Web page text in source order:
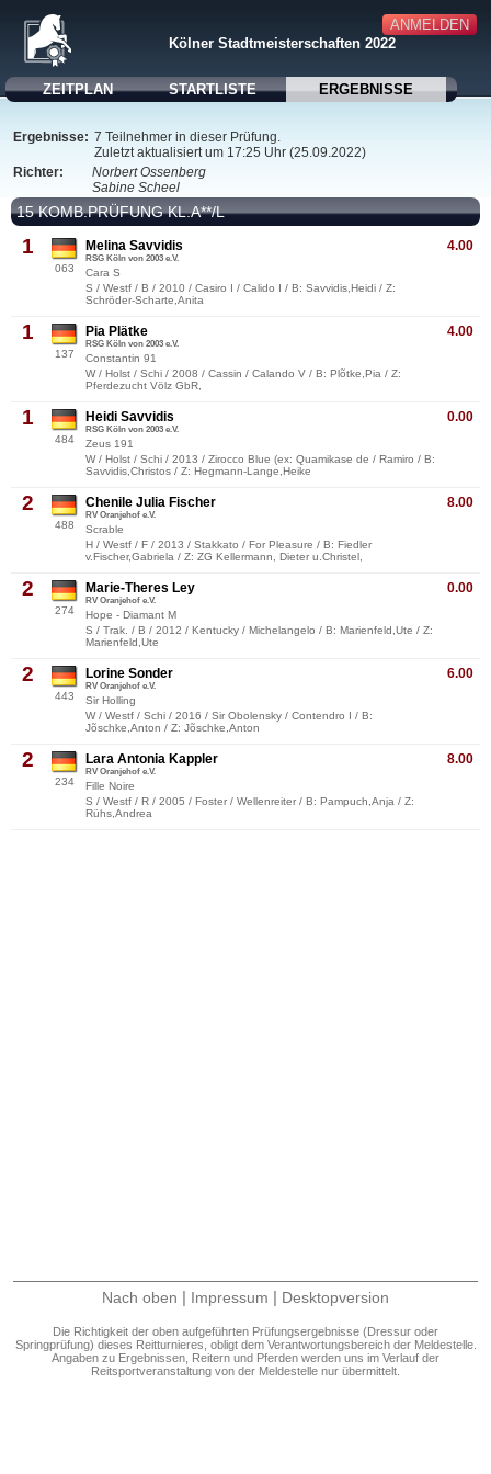
ANMELDEN
Kölner Stadtmeisterschaften 2022
ZEITPLAN STARTLISTE ERGEBNISSE
Ergebnisse: 7 Teilnehmer in dieser Prüfung.
Zuletzt aktualisiert um 17:25 Uhr (25.09.2022)
Richter:
Norbert Ossenberg
Sabine Scheel
15 KOMB.PRÜFUNG KL.A**/L
1
063
4.00
Melina Savvidis
RSG Köln von 2003 e.V.
Cara S
S / Westf / B / 2010 / Casiro I / Calido I / B: Savvidis,Heidi / Z:
Schröder-Scharte,Anita
1
137
4.00
Pia Plätke
RSG Köln von 2003 e.V.
Constantin 91
W / Holst / Schi / 2008 / Cassin / Calando V / B: Plõtke,Pia / Z:
Pferdezucht Völz GbR,
1
484
0.00
Heidi Savvidis
RSG Köln von 2003 e.V.
Zeus 191
W / Holst / Schi / 2013 / Zirocco Blue (ex: Quamikase de / Ramiro / B:
Savvidis,Christos / Z: Hegmann-Lange,Heike
2
488
8.00
Chenile Julia Fischer
RV Oranjehof e.V.
Scrable
H / Westf / F / 2013 / Stakkato / For Pleasure / B: Fiedler
v.Fischer,Gabriela / Z: ZG Kellermann, Dieter u.Christel,
2
274
0.00
Marie-Theres Ley
RV Oranjehof e.V.
Hope - Diamant M
S / Trak. / B / 2012 / Kentucky / Michelangelo / B: Marienfeld,Ute / Z:
Marienfeld,Ute
2
443
6.00
Lorine Sonder
RV Oranjehof e.V.
Sir Holling
W / Westf / Schi / 2016 / Sir Obolensky / Contendro I / B:
Jõschke,Anton / Z: Jõschke,Anton
2
234
8.00
Lara Antonia Kappler
RV Oranjehof e.V.
Fille Noire
S / Westf / R / 2005 / Foster / Wellenreiter / B: Pampuch,Anja / Z:
Rühs,Andrea
Nach oben | Impressum | Desktopversion
Die Richtigkeit der oben aufgeführten Prüfungsergebnisse (Dressur oder
Springprüfung) dieses Reitturnieres, obligt dem Verantwortungsbereich der Meldestelle.
Angaben zu Ergebnissen, Reitern und Pferden werden uns im Verlauf der
Reitsportveranstaltung von der Meldestelle nur übermittelt.